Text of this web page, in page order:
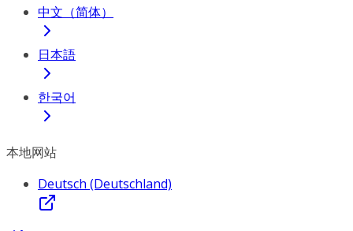
中文（简体）
日本語
한국어
本地网站
Deutsch (Deutschland)